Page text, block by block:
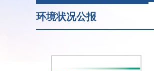
环境状况公报